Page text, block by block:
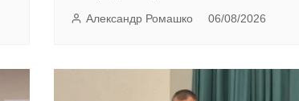
Александр Ромашко 06/08/2026